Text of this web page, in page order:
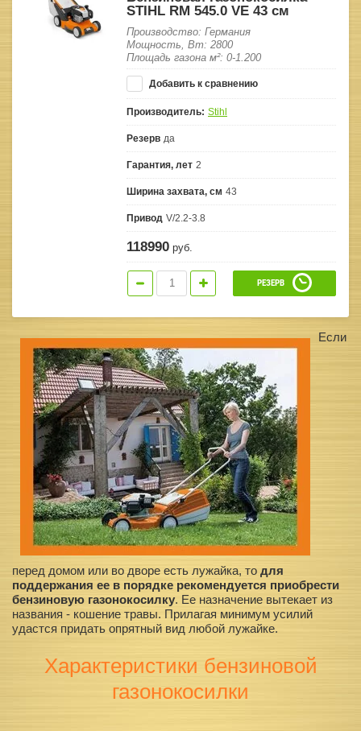
STIHL RM 545.0 VE 43 см
Производство: Германия
Мощность, Вт: 2800
Площадь газона м²: 0-1.200
Добавить к сравнению
Производитель: Stihl
Резерв да
Гарантия, лет 2
Ширина захвата, см 43
Привод V/2.2-3.8
118990 руб.
РЕЗЕРВ
Если
перед домом или во дворе есть лужайка, то для
поддержания ее в порядке рекомендуется приобрести
бензиновую газонокосилку. Ее назначение вытекает из
названия - кошение травы. Прилагая минимум усилий
удастся придать опрятный вид любой лужайке.
Характеристики бензиновой
газонокосилки